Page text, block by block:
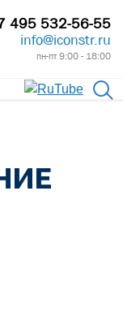
495 532-56-55
info@iconstr.ru
пн-пт 9:00 - 18:00